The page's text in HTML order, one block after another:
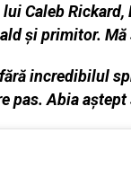
Caleb
şi primitor.
incredibilul
pas. Abia